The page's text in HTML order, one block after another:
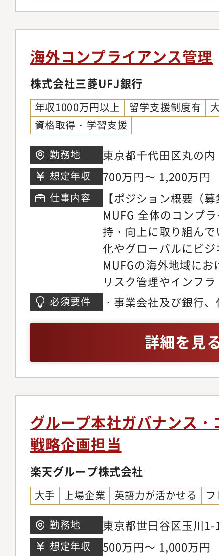
携・支援※グローバル
ながら、倫理・コン
推進するポジション
上級担当者として、
ポートします。
海外コンプライアンス管理
株式会社三菱UFJ銀行
年収1000万円以上 留学支援制度有
資格取得・学習支援
勤務地 東京都千代田区丸の内
想定年収 700万円～ 1,200万円
仕事内容
【ポジション概要（
MUFG 全体のコンプ
持・向上に取り組ん
化やグローバルにビ
MUFGの海外地域に
リスク管理やインフ
等、コンプライアン
だける人材を必要と
アンス領域の業務未
す。【業務内容】・
理態勢のモニタリン
のコンプライアンス
制強化のアクション
況・浸透状況のモニ
リー・AI活用等によ
計・構築、データ解
結果の評価等）【配
コンプライアンス統
連子会社、経営【成
バンクであり、グロ
必須要件
・事業会社及び銀行
海外拠点や顧客との
ネスレベル：詳細を見
グループ本社ガバナンス
戦略企画担当
楽天グループ株式会社
大手 上場企業 英語力が活かせる
勤務地
東京都世田谷区玉川
ウス
想定年収 500万円～ 1,000万円